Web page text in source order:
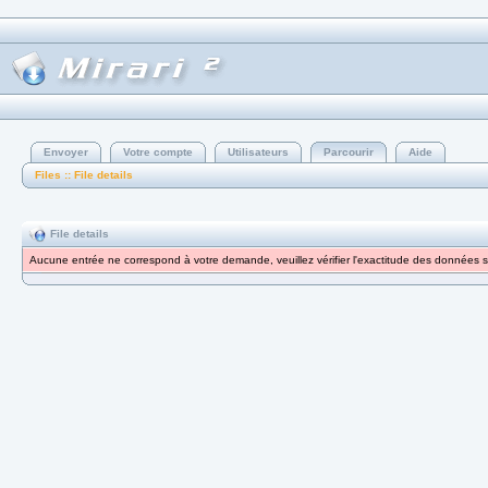
Envoyer Votre compte Utilisateurs Parcourir
Aide
Files :: File details
File details
Aucune entrée ne correspond à votre demande, veuillez vérifier l'exactitude des données